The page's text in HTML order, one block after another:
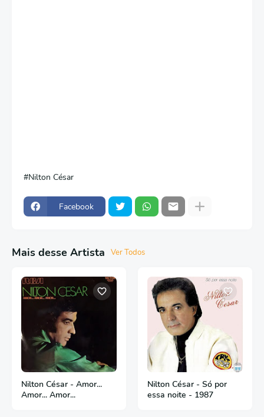
Nilton César
Facebook
Mais desse Artista Ver Todos
Nilton César - Amor...
Amor... Amor...
Nilton César - Só por
essa noite - 1987